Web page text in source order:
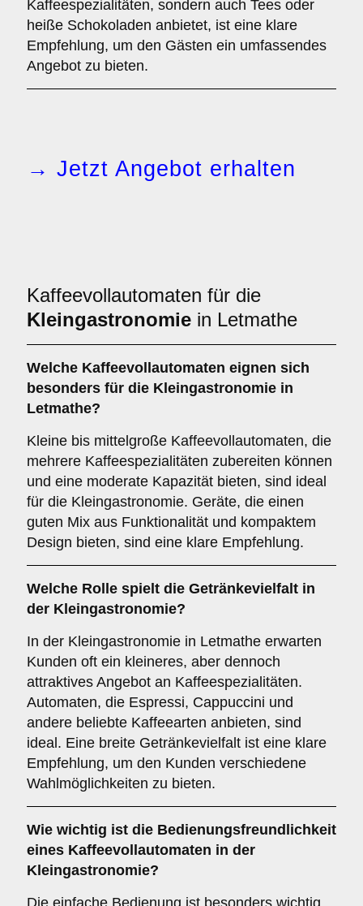
Kaffeespezialitäten, sondern auch Tees oder
heiße Schokoladen anbietet, ist eine klare
Empfehlung, um den Gästen ein umfassendes
Angebot zu bieten.
→ Jetzt Angebot erhalten
Kaffeevollautomaten für die
Kleingastronomie in Letmathe
Welche Kaffeevollautomaten eignen sich
besonders für die Kleingastronomie in
Letmathe?
Kleine bis mittelgroße Kaffeevollautomaten, die
mehrere Kaffeespezialitäten zubereiten können
und eine moderate Kapazität bieten, sind ideal
für die Kleingastronomie. Geräte, die einen
guten Mix aus Funktionalität und kompaktem
Design bieten, sind eine klare Empfehlung.
Welche Rolle spielt die Getränkevielfalt in
der Kleingastronomie?
In der Kleingastronomie in Letmathe erwarten
Kunden oft ein kleineres, aber dennoch
attraktives Angebot an Kaffeespezialitäten.
Automaten, die Espressi, Cappuccini und
andere beliebte Kaffeearten anbieten, sind
ideal. Eine breite Getränkevielfalt ist eine klare
Empfehlung, um den Kunden verschiedene
Wahlmöglichkeiten zu bieten.
Wie wichtig ist die Bedienungsfreundlichkeit
eines Kaffeevollautomaten in der
Kleingastronomie?
Die einfache Bedienung ist besonders wichtig,